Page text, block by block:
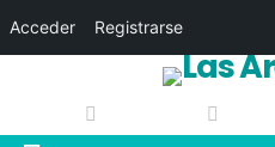
Acceder Registrarse